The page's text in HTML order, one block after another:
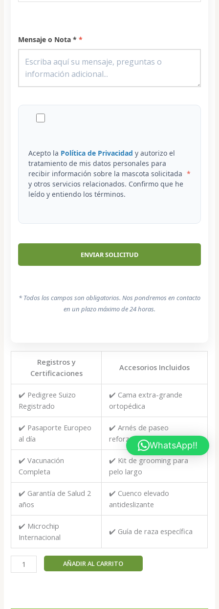
Mensaje o Nota *
Acepto la Política de Privacidad y autorizo el
tratamiento de mis datos personales para
recibir información sobre la mascota solicitada
y otros servicios relacionados. Confirmo que he
leído y entiendo los términos.
* Todos los campos son obligatorios. Nos pondremos en contacto
en un plazo máximo de 24 horas.
Registros y
Certificaciones
Accesorios Incluidos
✔️ Pedigree Suizo
Registrado
✔️ Cama extra-grande
ortopédica
✔️ Pasaporte Europeo
al día
✔️ Arnés de paseo
reforzado
✔️ Vacunación
Completa
✔️ Kit de grooming para
pelo largo
✔️ Garantía de Salud 2
años
✔️ Cuenco elevado
antideslizante
✔️ Microchip
Internacional
✔️ Guía de raza específica
Barry
-
AÑADIR AL CARRITO
WhatsApp!!